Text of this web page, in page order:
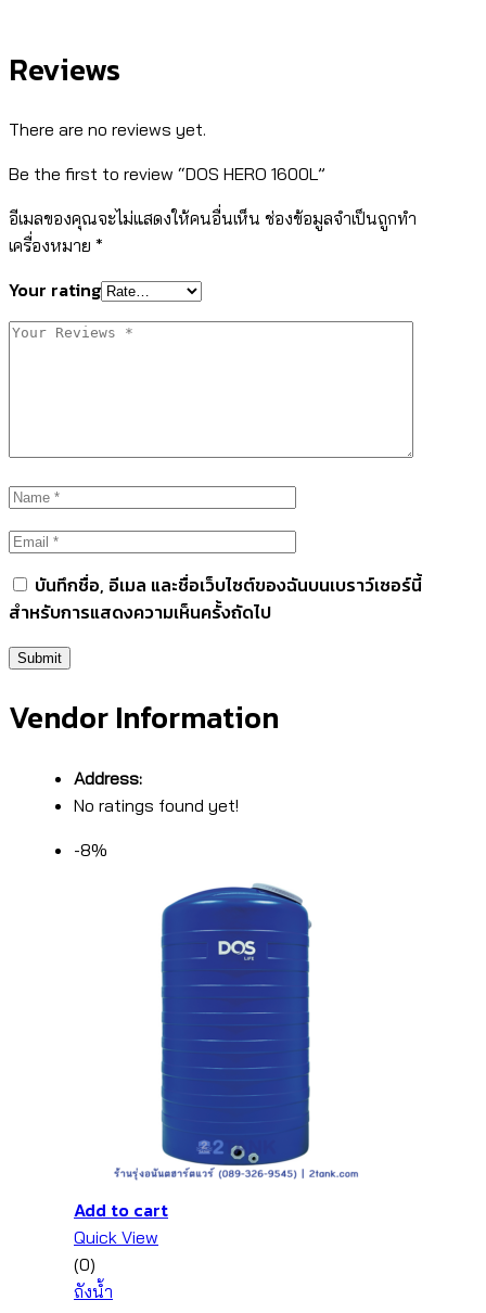
Reviews
There are no reviews yet.
Be the first to review “DOS HERO 1600L”
อีเมลของคุณจะไม่แสดงให้คนอื่นเห็น ช่องข้อมูลจำเป็นถูกทำ
เครื่องหมาย *
Your rating
บันทึกชื่อ, อีเมล และชื่อเว็บไซต์ของฉันบนเบราว์เซอร์นี้
สำหรับการแสดงความเห็นครั้งถัดไป
Vendor Information
Address:
No ratings found yet!
-8%
Add to cart
Quick View
(0)
ถังน้ำ